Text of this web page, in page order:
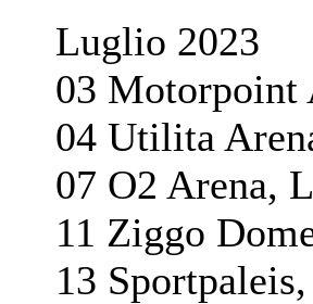
Luglio 2023
03 Motorpoint
04 Utilita
07 O2 Arena,
11 Ziggo
13